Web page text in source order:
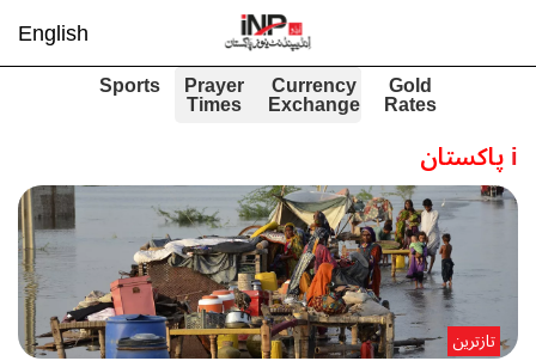
English
Gold
Rates
Currency
Exchange
Prayer
Times
Sports
iپاکستان
تازترین